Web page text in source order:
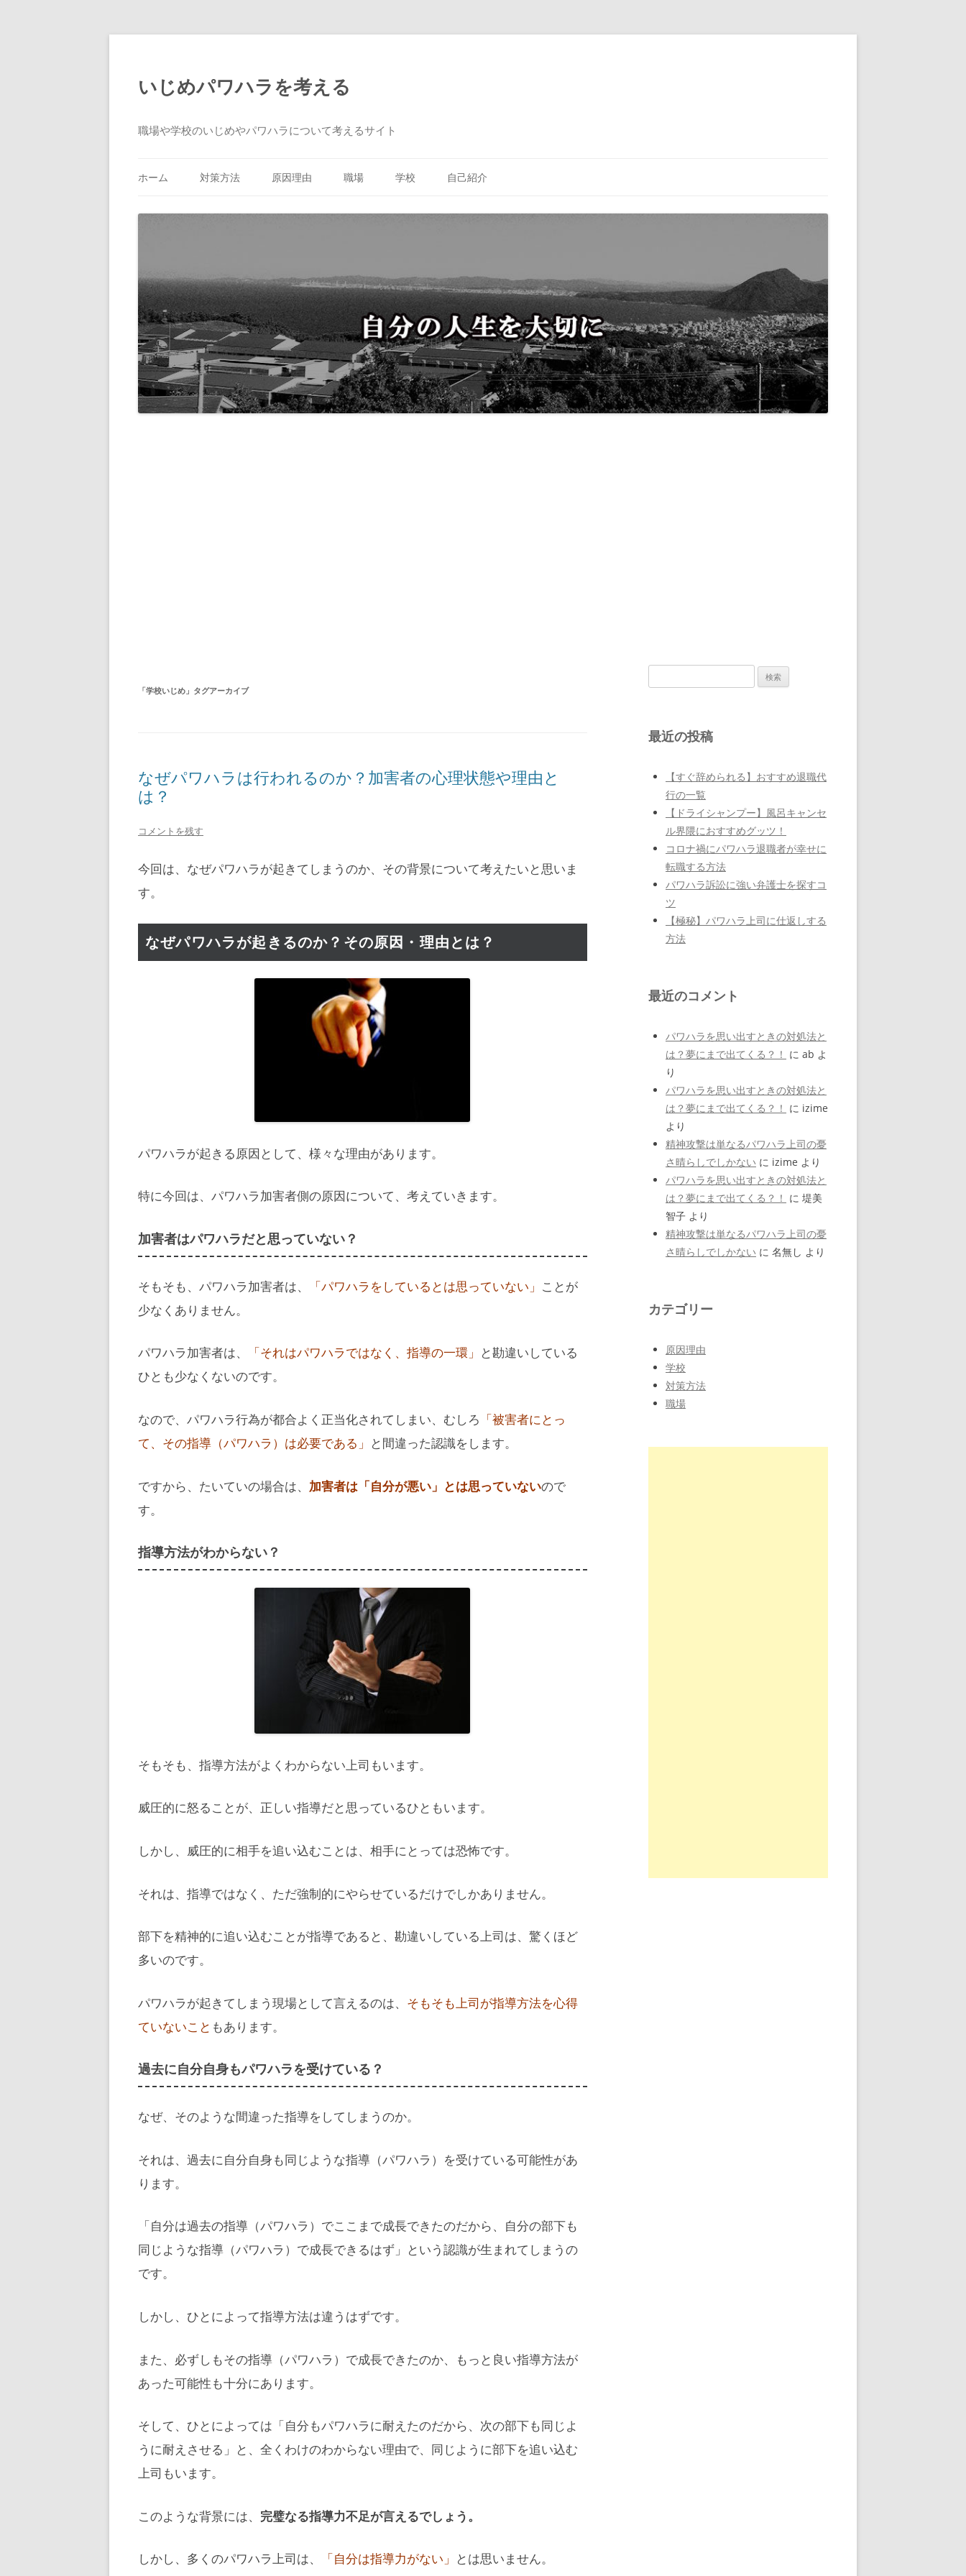
いじめパワハラを考える
職場や学校のいじめやパワハラについて考えるサイト
ン
テ
へ
ホーム 対策方法 原因理由 職場 学校 自己紹介
「学校いじめ 」タグアーカイブ
なぜパワハラは行われるのか？加害者の心理状態や理由と
は？
コメントを残す
今回は、なぜパワハラが起きてしまうのか、その背景について考えたいと思いま
す。
なぜパワハラが起きるのか？その原因・理由とは？
パワハラが起きる原因として、様々な理由があります。
特に今回は、パワハラ加害者側の原因について、考えていきます。
加害者はパワハラだと思っていない？
そもそも、パワハラ加害者は、 「パワハラをしているとは思っていない」 ことが
少なくありません。
パワハラ加害者は、 「それはパワハラではなく、指導の一環」 と勘違いしている
ひとも少なくないのです。
なので、パワハラ行為が都合よく正当化されてしまい、むしろ 「被害者にとっ
て、その指導（パワハラ）は必要である」 と間違った認識をします。
ですから、たいていの場合は、 加害者は「自分が悪い」とは思っていないので
す。
指導方法がわからない？
そもそも、指導方法がよくわからない上司もいます。
威圧的に怒ることが、正しい指導だと思っているひともいます。
しかし、威圧的に相手を追い込むことは、相手にとっては恐怖です。
それは、指導ではなく、ただ強制的にやらせているだけでしかありません。
部下を精神的に追い込むことが指導であると、勘違いしている上司は、驚くほど
多いのです。
パワハラが起きてしまう現場として言えるのは、 そもそも上司が指導方法を心得
ていないこと もあります。
過去に自分自身もパワハラを受けている？
なぜ、そのような間違った指導をしてしまうのか。
それは、過去に自分自身も同じような指導（パワハラ）を受けている可能性があ
ります。
「自分は過去の指導（パワハラ）でここまで成長できたのだから、自分の部下も
同じような指導（パワハラ）で成長できるはず」という認識が生まれてしまうの
です。
しかし、ひとによって指導方法は違うはずです。
また、必ずしもその指導（パワハラ）で成長できたのか、もっと良い指導方法が
あった可能性も十分にあります。
そして、ひとによっては「自分もパワハラに耐えたのだから、次の部下も同じよ
うに耐えさせる」と、全くわけのわからない理由で、同じように部下を追い込む
上司もいます。
このような背景には、 完璧なる指導力不足が言えるでしょう。
しかし、多くのパワハラ上司は、 「自分は指導力がない」 とは思いません。
索:
最近の投稿
【すぐ辞められる】おすすめ退職代
行の一覧
【ドライシャンプー】風呂キャンセ
ル界隈におすすめグッツ！
コロナ禍にパワハラ退職者が幸せに
転職する方法
パワハラ訴訟に強い弁護士を探すコ
ツ
【極秘】パワハラ上司に仕返しする
方法
最近のコメント
パワハラを思い出すときの対処法と
は？夢にまで出てくる？！ に ab よ
り
パワハラを思い出すときの対処法と
は？夢にまで出てくる？！ に izime
より
精神攻撃は単なるパワハラ上司の憂
さ晴らしでしかない に izime より
パワハラを思い出すときの対処法と
は？夢にまで出てくる？！ に 堤美
智子 より
精神攻撃は単なるパワハラ上司の憂
さ晴らしでしかない に 名無し より
カテゴリー
原因理由
学校
対策方法
職場